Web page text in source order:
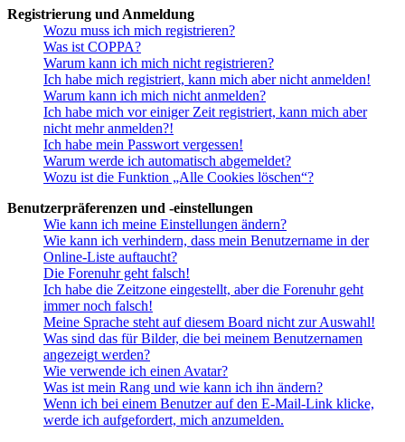
Registrierung und Anmeldung
Wozu muss ich mich registrieren?
Was ist COPPA?
Warum kann ich mich nicht registrieren?
Ich habe mich registriert, kann mich aber nicht anmelden!
Warum kann ich mich nicht anmelden?
Ich habe mich vor einiger Zeit registriert, kann mich aber
nicht mehr anmelden?!
Ich habe mein Passwort vergessen!
Warum werde ich automatisch abgemeldet?
Wozu ist die Funktion „Alle Cookies löschen“?
Benutzerpräferenzen und -einstellungen
Wie kann ich meine Einstellungen ändern?
Wie kann ich verhindern, dass mein Benutzername in der
Online-Liste auftaucht?
Die Forenuhr geht falsch!
Ich habe die Zeitzone eingestellt, aber die Forenuhr geht
immer noch falsch!
Meine Sprache steht auf diesem Board nicht zur Auswahl!
Was sind das für Bilder, die bei meinem Benutzernamen
angezeigt werden?
Wie verwende ich einen Avatar?
Was ist mein Rang und wie kann ich ihn ändern?
Wenn ich bei einem Benutzer auf den E-Mail-Link klicke,
werde ich aufgefordert, mich anzumelden.